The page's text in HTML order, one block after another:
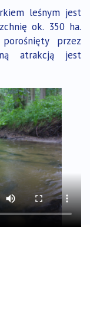
leśnym jest
ok. 350 ha.
przez
atrakcją jest